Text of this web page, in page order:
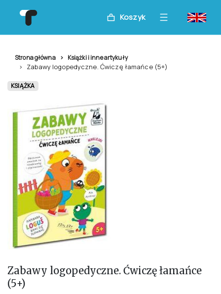
Koszyk
Strona główna Książki i inne artykuły
Zabawy logopedyczne. Ćwiczę łamańce (5+)
KSIĄŻKA
Zabawy logopedyczne. Ćwiczę łamańce
(5+)